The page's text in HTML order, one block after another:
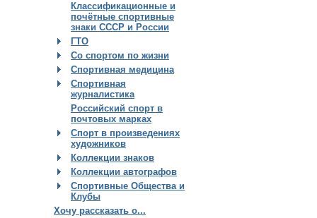
Классификационные и
почётные спортивные
знаки СССР и России
ГТО
Со спортом по жизни
Спортивная медицина
Спортивная
журналистика
Российский спорт в
почтовых марках
Спорт в произведениях
художников
Коллекции знаков
Коллекции автографов
Спортивные Общества и
Клубы
Хочу рассказать о...